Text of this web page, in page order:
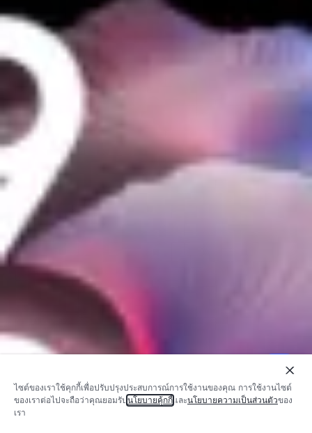
ไซต์ของเราใช้คุกกี้เพื่อปรับปรุงประสบการณ์การใช้งานของคุณ การใช้งานไซต์
ของเราต่อไปจะถือว่าคุณยอมรับ นโยบายคุ้กกี้ และนโยบายความเป็นส่วนตัวของ
เรา